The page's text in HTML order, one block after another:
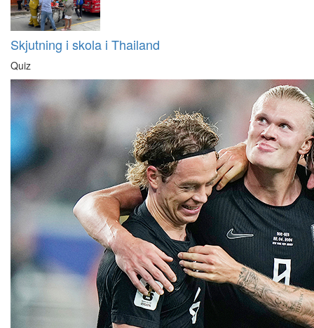
Skjutning i skola i Thailand
Quiz